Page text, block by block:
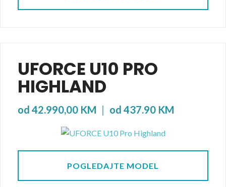
UFORCE U10 PRO
HIGHLAND
od 42.990,00 KM | od 437.90 KM
POGLEDAJTE MODEL